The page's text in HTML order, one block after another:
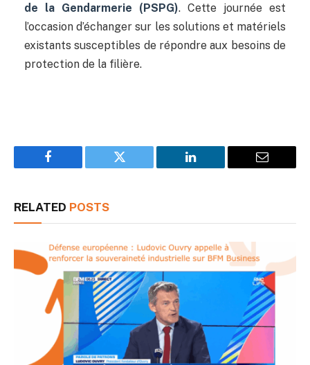
de la Gendarmerie (PSPG). Cette journée est
l’occasion d’échanger sur les solutions et matériels
existants susceptibles de répondre aux besoins de
protection de la filière.
Facebook Twitter LinkedIn Email
RELATED POSTS